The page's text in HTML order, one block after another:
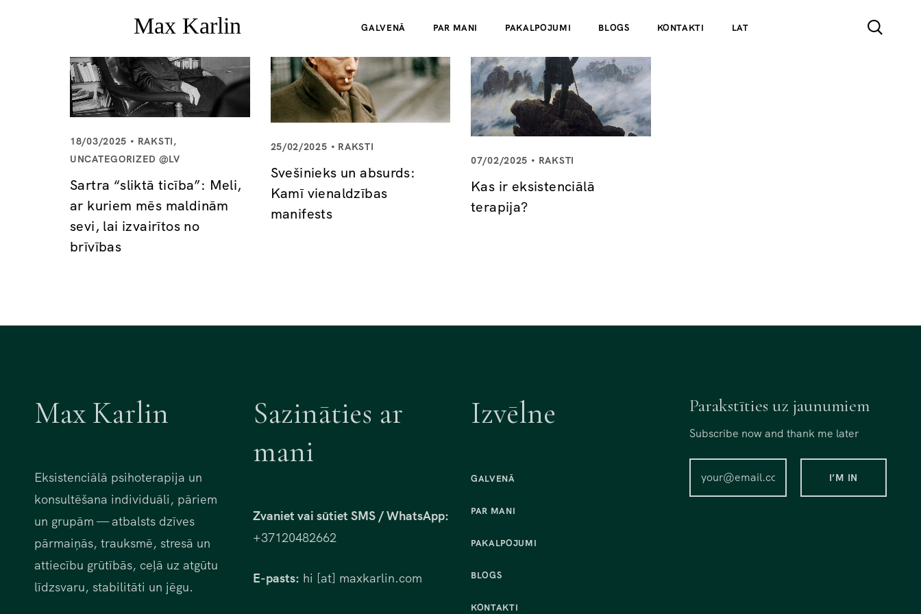
GALVENĀ PAR MANI PAKALPOJUMI BLOGS KONTAKTI LAT
18/03/2025 RAKSTI,
UNCATEGORIZED @LV
Sartra “sliktā ticība”: Meli,
ar kuriem mēs maldinām
sevi, lai izvairītos no
brīvības
25/02/2025 RAKSTI
Svešinieks un absurds:
Kamī vienaldzības
manifests
07/02/2025 RAKSTI
Kas ir eksistenciālā
terapija?
Max Karlin
Eksistenciālā psihoterapija un
konsultēšana individuāli, pāriem
un grupām — atbalsts dzīves
pārmaiņās, trauksmē, stresā un
attiecību grūtībās, ceļā uz atgūtu
līdzsvaru, stabilitāti un jēgu.
Sazināties ar
mani
Zvaniet vai sūtiet SMS / WhatsApp:
+37120482662
E-pasts: hi [at] maxkarlin.com
Izvēlne
GALVENĀ
PAR MANI
PAKALPOJUMI
BLOGS
KONTAKTI
Parakstīties uz jaunumiem
Subscribe now and thank me later